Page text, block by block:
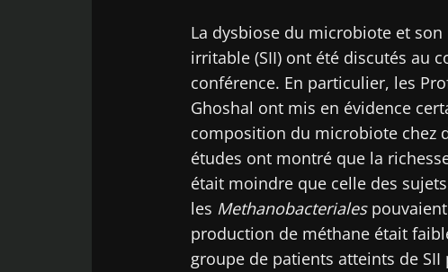
La dysbiose du microbiote et
irritable (SII) ont été discutés au
conférence. En particulier, les
Ghoshal ont mis en évidence
composition du microbiote chez
études ont montré que la
était moindre que celle des
les Methanobacterialespouvaient
production de méthane était
groupe de patients atteints de